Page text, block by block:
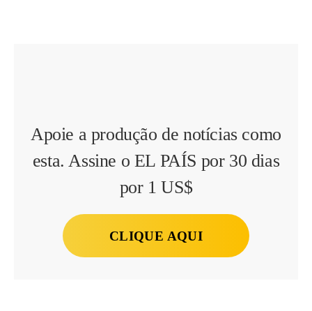
Apoie a produção de notícias como
esta. Assine o EL PAÍS por 30 dias
por 1 US$
CLIQUE AQUI